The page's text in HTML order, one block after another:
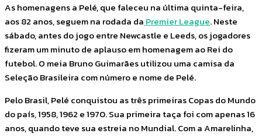
As homenagens a Pelé, que faleceu na última quinta-feira,
aos 82 anos, seguem na rodada da Premier League. Neste
sábado, antes do jogo entre Newcastle e Leeds, os jogadores
fizeram um minuto de aplauso em homenagem ao Rei do
futebol. O meia Bruno Guimarães utilizou uma camisa da
Seleção Brasileira com número e nome de Pelé.
Pelo Brasil, Pelé conquistou as três primeiras Copas do Mundo
do país, 1958, 1962 e 1970. Sua primeira taça foi com apenas 16
anos, quando teve sua estreia no Mundial. Com a Amarelinha,